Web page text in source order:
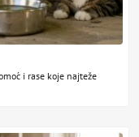
i rase koje najteže